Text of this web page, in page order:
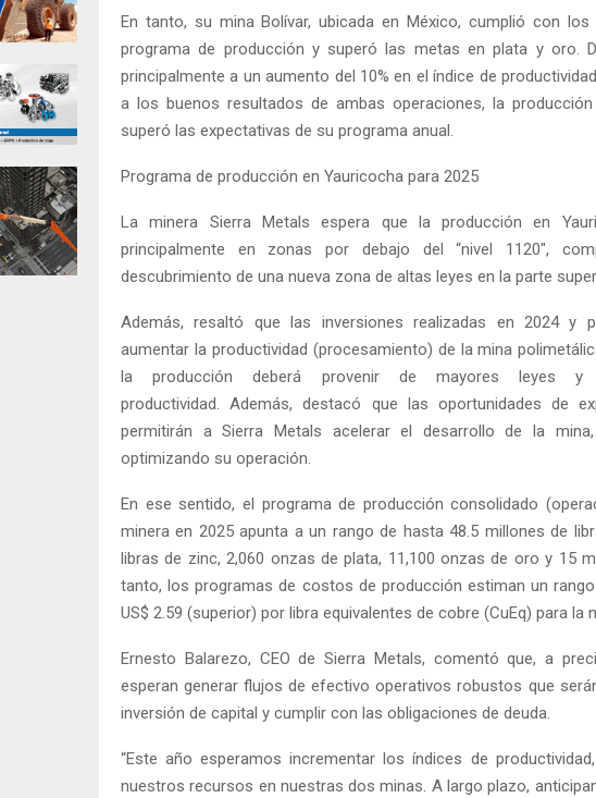
En tanto, su mina Bolívar, ubicada en México, cumplió con
programa de producción y superó las metas en plata y oro.
principalmente a un aumento del 10% en el índice de
a los buenos resultados de ambas operaciones, la
superó las expectativas de su programa anual.
Programa de producción en Yauricocha para 2025
La minera Sierra Metals espera que la producción en
principalmente en zonas por debajo del “nivel 1120″,
descubrimiento de una nueva zona de altas leyes en la parte
Además, resaltó que las inversiones realizadas en 2024 y
aumentar la productividad (procesamiento) de la mina
la producción deberá provenir de mayores leyes
productividad. Además, destacó que las oportunidades de
permitirán a Sierra Metals acelerar el desarrollo de la
optimizando su operación.
En ese sentido, el programa de producción consolidado
minera en 2025 apunta a un rango de hasta 48.5 millones de
libras de zinc, 2,060 onzas de plata, 11,100 onzas de oro y 15
tanto, los programas de costos de producción estiman un
US$ 2.59 (superior) por libra equivalentes de cobre (CuEq) para la
Ernesto Balarezo, CEO de Sierra Metals, comentó que, a
esperan generar flujos de efectivo operativos robustos que
inversión de capital y cumplir con las obligaciones de deuda.
“Este año esperamos incrementar los índices de
nuestros recursos en nuestras dos minas. A largo plazo,